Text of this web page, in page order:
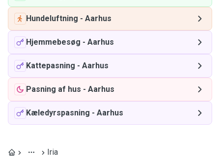
Hundeluftning - Aarhus
Hjemmebesøg - Aarhus
Kattepasning - Aarhus
Pasning af hus - Aarhus
Kæledyrspasning - Aarhus
Iria